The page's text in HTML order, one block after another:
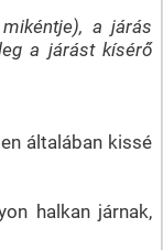
a járás
a járást kísérő
általában kissé
halkan járnak,